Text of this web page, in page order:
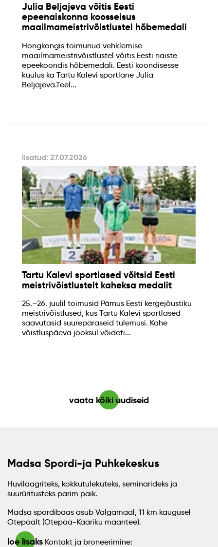
Julia Beljajeva võitis Eesti
epeenaiskonna koosseisus
maailmameistrivõistlustel hõbemedali
Hongkongis toimunud vehklemise
maailmameistrivõistlustel võitis Eesti naiste
epeekoondis hõbemedali. Eesti koondisesse
kuulus ka Tartu Kalevi sportlane Julia
Beljajeva.Teel...
lisatud: 27.07.2026
Tartu Kalevi sportlased võitsid Eesti
meistrivõistlustelt kaheksa medalit
25.–26. juulil toimusid Pärnus Eesti kergejõustiku
meistrivõistlused, kus Tartu Kalevi sportlased
saavutasid suurepäraseid tulemusi. Kahe
võistluspäeva jooksul võideti...
vaata kõiki uudiseid
Madsa Spordi-ja Puhkekeskus
Huvilaagriteks, kokkutulekuteks, seminarideks ja
suurüritusteks parim paik.
Madsa spordibaas asub Valgamaal, 11 km kaugusel
Otepäält (Otepää-Kääriku maantee).
loe lisaks Kontakt ja broneerimine: